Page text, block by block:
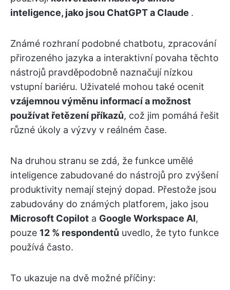
inteligence, jako jsou ChatGPT a Claude .
Známé rozhraní podobné chatbotu, zpracování
přirozeného jazyka a interaktivní povaha těchto
nástrojů pravděpodobně naznačují nízkou
vstupní bariéru. Uživatelé mohou také ocenit
vzájemnou výměnu informací a možnost
používat řetězení příkazů, což jim pomáhá řešit
různé úkoly a výzvy v reálném čase.
Na druhou stranu se zdá, že funkce umělé
inteligence zabudované do nástrojů pro zvýšení
produktivity nemají stejný dopad. Přestože jsou
zabudovány do známých platforem, jako jsou
Microsoft Copilot a Google Workspace AI,
pouze 12 % respondentů uvedlo, že tyto funkce
používá často.
To ukazuje na dvě možné příčiny: